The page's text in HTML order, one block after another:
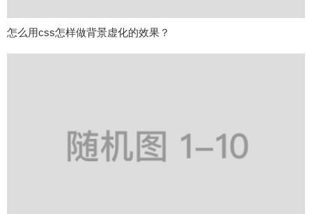
怎么用css怎样做背景虚化的效果？